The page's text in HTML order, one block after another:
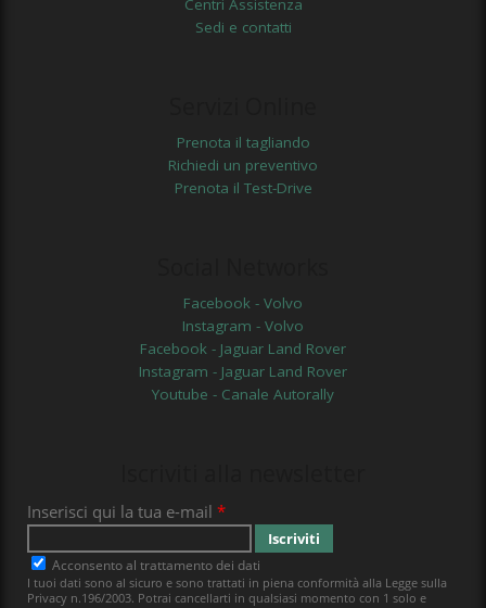
Centri Assistenza
Sedi e contatti
Prenota il tagliando
Richiedi un preventivo
Prenota il Test-Drive
Facebook - Volvo
Instagram - Volvo
Facebook - Jaguar Land Rover
Instagram - Jaguar Land Rover
Youtube - Canale Autorally